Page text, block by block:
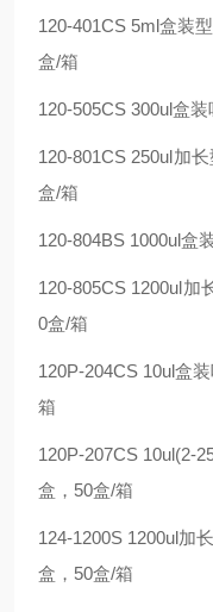
120-401CS 5ml盒装
盒/箱
120-505CS 300ul盒
120-801CS 250ul加
盒/箱
120-804BS 1000ul盒
120-805CS 1200ul加
0盒/箱
120P-204CS 10ul盒
箱
120P-207CS 10ul(2-
盒，50盒/箱
124-1200S 1200ul加
盒，50盒/箱